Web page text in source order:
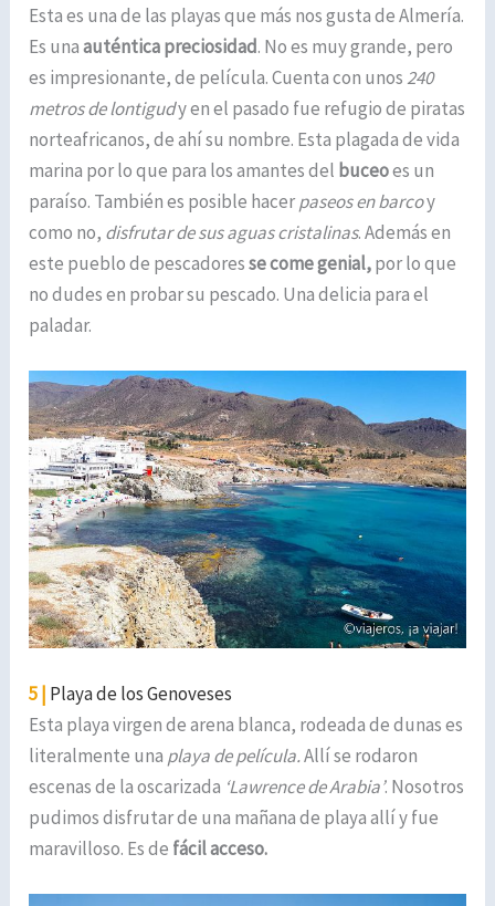
Esta es una de las playas que más nos gusta de Almería.
Es unaauténtica preciosidad. No es muy grande, pero
es impresionante, de película. Cuenta con unos 240
metros de lontigudy en el pasado fue refugio de piratas
norteafricanos, de ahí su nombre. Esta plagada de vida
marina por lo que para los amantes del buceoes un
paraíso. También es posible hacerpaseos en barcoy
como no, disfrutar de sus aguas cristalinas. Además en
este pueblo de pescadoresse come genial,por lo que
no dudes en probar su pescado. Una delicia para el
paladar.
5 | Playa de los Genoveses
Esta playa virgen de arena blanca, rodeada de dunas es
literalmente una playa de película.Allí se rodaron
escenas de la oscarizada ‘Lawrence de Arabia’. Nosotros
pudimos disfrutar de una mañana de playa allí y fue
maravilloso. Es de fácil acceso.